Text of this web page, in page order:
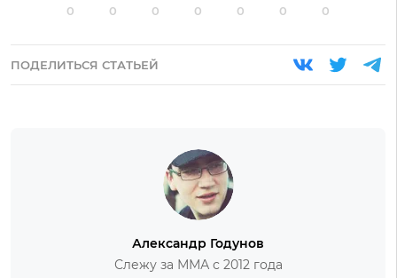
0 0 0 0 0 0 0
ПОДЕЛИТЬСЯ СТАТЬЕЙ
Александр Годунов
Слежу за ММА с 2012 года